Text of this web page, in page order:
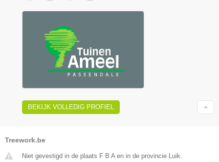
BEKIJK VOLLEDIG PROFIEL
Treework.be
Niet gevestigd in de plaats F B A en in de provincie Luik.